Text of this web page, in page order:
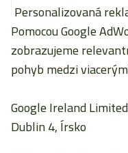
Personalizovaná
Pomocou Google
zobrazujeme
pohyb medzi
Google Ireland Limited
Dublin 4, Írsko